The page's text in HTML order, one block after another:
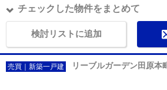
チェックした物件をまとめて
検討リストに追加
売買｜新築一戸建 リーブルガーデン田原本